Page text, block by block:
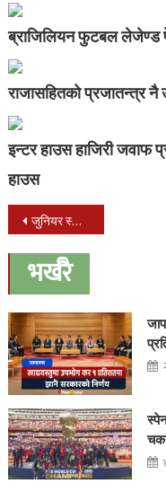
ब्राजिलियन फुटबल लेजेण्ड
राजासहितको प्रजातन्त्र नै
इन्टर हाउस हाजिरी जवाफ
हाउस
Post
navigation
जुनियर स्कुलको प्रिन्सेस परिना,ईसा र ईभालाई
भर्खरै